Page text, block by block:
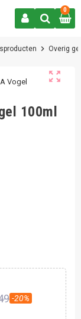
0
chevron_right Overig
zoom_out_map
100ml
-20%